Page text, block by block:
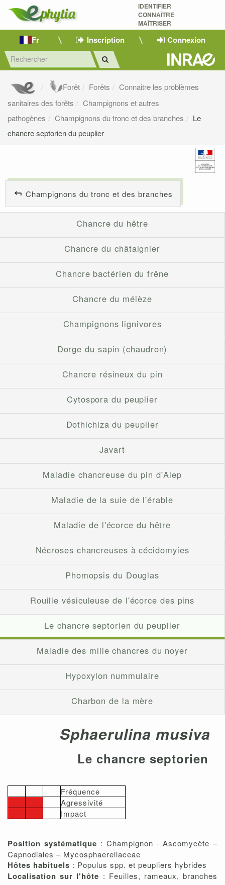
IDENTIFIER
CONNAÎTRE
MAÎTRISER
Fr Inscription Connexion
Forêt Forêts
Connaitre les problèmes
sanitaires des forêts
Champignons et autres
pathogènes
Champignons du tronc et des branches
Le
chancre septorien du peuplier
Champignons du tronc et des branches
Chancre du hêtre
Chancre du châtaignier
Chancre bactérien du frêne
Chancre du mélèze
Champignons lignivores
Dorge du sapin (chaudron)
Chancre résineux du pin
Cytospora du peuplier
Dothichiza du peuplier
Javart
Maladie chancreuse du pin d'Alep
Maladie de la suie de l'érable
Maladie de l'écorce du hêtre
Nécroses chancreuses à cécidomyies
Phomopsis du Douglas
Rouille vésiculeuse de l'écorce des pins
Le chancre septorien du peuplier
Maladie des mille chancres du noyer
Hypoxylon nummulaire
Charbon de la mère
Sphaerulina musiva
Le chancre septorien
Fréquence
Agressivité
Impact
Position systématique : Champignon - Ascomycète –
Capnodiales – Mycosphaerellaceae
Hôtes habituels : Populus spp. et peupliers hybrides
Localisation sur l'hôte : Feuilles, rameaux, branches